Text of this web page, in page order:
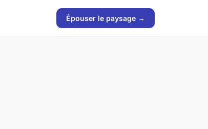
Épouser le paysage →